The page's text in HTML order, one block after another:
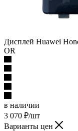
Дисплей Huawei
OR
в наличии
3 070 ₽/шт
Варианты цен